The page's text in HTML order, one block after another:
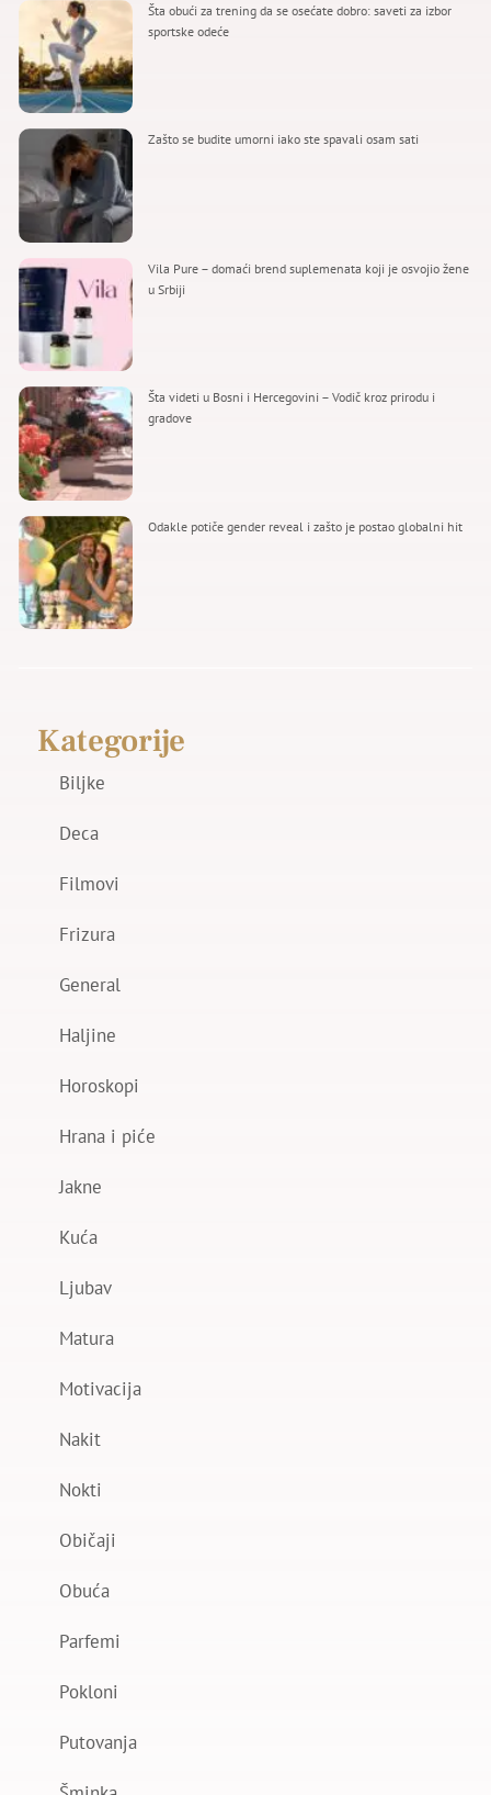
Šta obući za trening da se osećate dobro: saveti za izbor
sportske odeće
Zašto se budite umorni iako ste spavali osam sati
Vila Pure – domaći brend suplemenata koji je osvojio žene
u Srbiji
Šta videti u Bosni i Hercegovini – Vodič kroz prirodu i
gradove
Odakle potiče gender reveal i zašto je postao globalni hit
Kategorije
Biljke
Deca
Filmovi
Frizura
General
Haljine
Horoskopi
Hrana i piće
Jakne
Kuća
Ljubav
Matura
Motivacija
Nakit
Nokti
Običaji
Obuća
Parfemi
Pokloni
Putovanja